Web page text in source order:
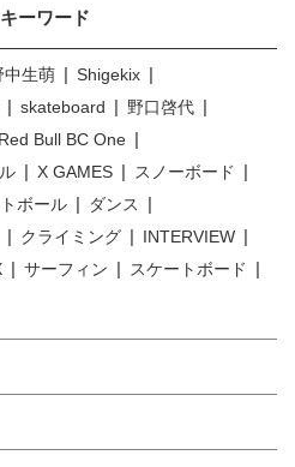
ーワード
中生萌
Shigekix
skateboard
野口啓代
Red Bull BC One
X GAMES
スノーボード
ボール
ダンス
クライミング
INTERVIEW
サーフィン
スケートボード